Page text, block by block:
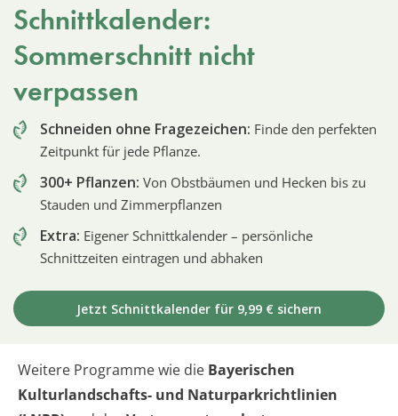
Schnittkalender:
Sommerschnitt nicht
verpassen
Schneiden ohne Fragezeichen: Finde den perfekten
Zeitpunkt für jede Pflanze.
300+ Pflanzen: Von Obstbäumen und Hecken bis zu
Stauden und Zimmerpflanzen
Extra: Eigener Schnittkalender – persönliche
Schnittzeiten eintragen und abhaken
Jetzt Schnittkalender für 9,99 € sichern
Weitere Programme wie die Bayerischen
Kulturlandschafts- und Naturparkrichtlinien